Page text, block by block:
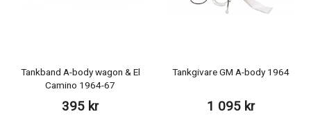
Tankband A-body wagon & El
Camino 1964-67
395 kr
Tankgivare GM A-body 1964
1 095 kr